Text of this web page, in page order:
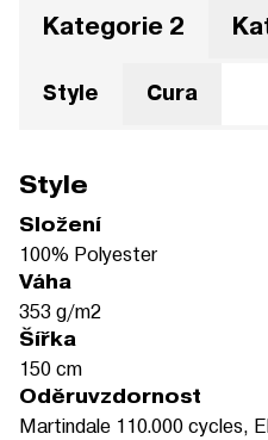
Kategorie 2
Style Cura
Style
Složení
100% Polyester
Váha
353 g/m2
Šířka
150 cm
Oděruvzdornost
Martindale 110.000 cycles,